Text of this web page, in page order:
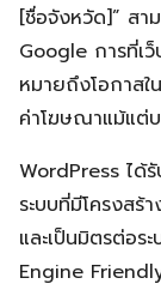
[ชื่อจังหวัด]” สา
Google การที่เ
หมายถึงโอกาสใ
ค่าโฆษณาแม้แต่
WordPress ได้
ระบบที่มีโครงสร้
และเป็นมิตรต่อ
Engine